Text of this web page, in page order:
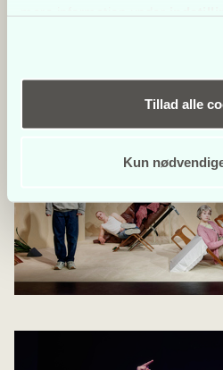
"Cookiedeklaration", eller ved
Indsamle præcise
Identificere din enhed
dens unikke karakteristika
Dine valg anvendes på hele
Aarhus Teater bruger cookies
din brug af vores hjemmeside
Tillad alle
Kun